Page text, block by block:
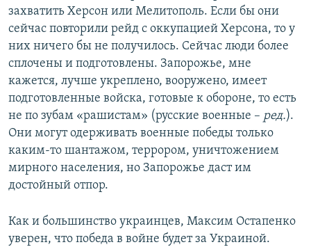
захватить Херсон или Мелитополь. Если бы они
сейчас повторили рейд с оккупацией Херсона, то у
них ничего бы не получилось. Сейчас люди более
сплочены и подготовлены. Запорожье, мне
кажется, лучше укреплено, вооружено, имеет
подготовленные войска, готовые к обороне, то есть
не по зубам «рашистам» (русские военные – ред.).
Они могут одерживать военные победы только
каким-то шантажом, террором, уничтожением
мирного населения, но Запорожье даст им
достойный отпор.
Как и большинство украинцев, Максим Остапенко
уверен, что победа в войне будет за Украиной.